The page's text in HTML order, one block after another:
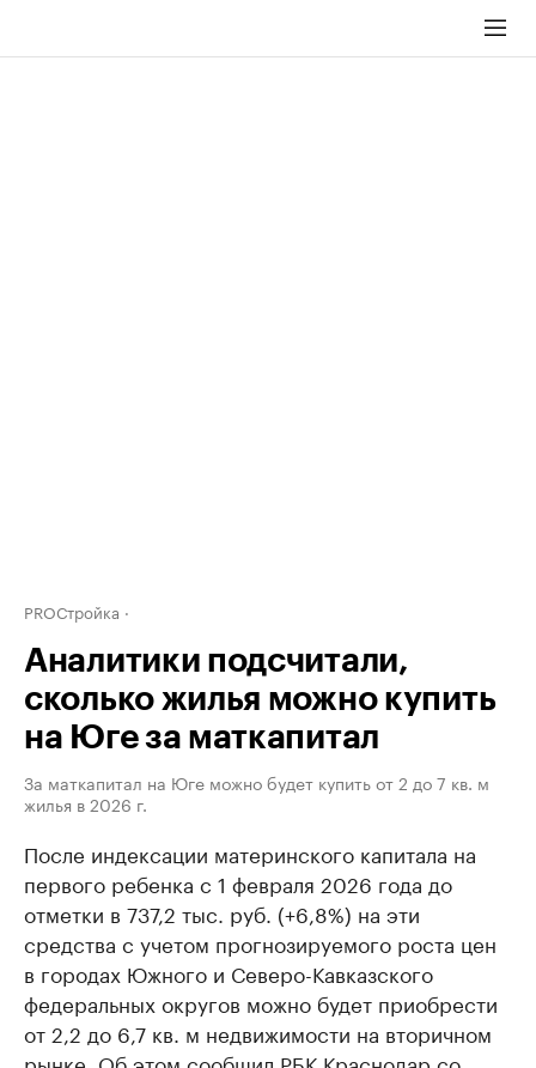
PROСтройка
Аналитики подсчитали,
сколько жилья можно купить
на Юге за маткапитал
За маткапитал на Юге можно будет купить от 2 до 7 кв. м
жилья в 2026 г.
После индексации материнского капитала на
первого ребенка с 1 февраля 2026 года до
отметки в 737,2 тыс. руб. (+6,8%) на эти
средства с учетом прогнозируемого роста цен
в городах Южного и Северо-Кавказского
федеральных округов можно будет приобрести
от 2,2 до 6,7 кв. м недвижимости на вторичном